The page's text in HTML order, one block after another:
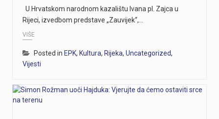
U Hrvatskom narodnom kazalištu Ivana pl. Zajca u
Rijeci, izvedbom predstave „Zauvijek“,…
VIŠE
Posted in EPK, Kultura, Rijeka, Uncategorized,
Vijesti